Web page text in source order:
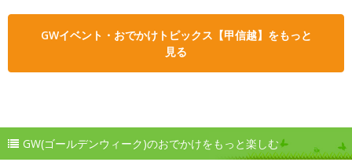
GWイベント・おでかけトピックス【甲信越】をもっと
見る
GW(ゴールデンウィーク)のおでかけをもっと楽しむ